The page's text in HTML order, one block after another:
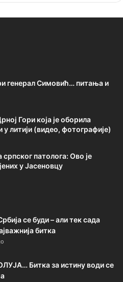
генерал Симовић… питања и
Гори која је оборила
литији (видео, фотографије)
патолога: Ово је
у Јасеновцу
се буди – али тек сада
битка
Битка за истину води се